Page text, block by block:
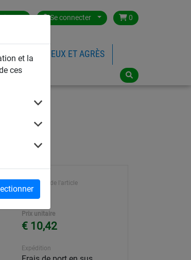
et la
ces
Se connecter 0
JEUX ET AGRÈS
Référence de l'article
291
Prix unitaire
€ 10,42
Expédition